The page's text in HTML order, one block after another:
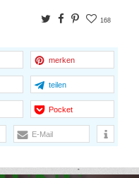
TwitterFacebook
Pinterest
168
merken
teilen
Pocket
E-Mail